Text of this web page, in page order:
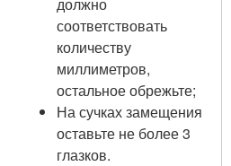
соответствовать
количеству
миллиметров,
остальное обрежьте;
На сучках замещения
оставьте не более 3
глазков.